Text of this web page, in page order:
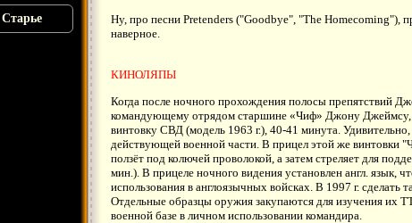
Старье
Ну, про песни Pretenders ("Goodbye", "The Homecoming"),
наверное.
КИНОЛЯПЫ
Когда после ночного прохождения полосы препятствий
командующему отрядом старшине «Чиф» Джону Джеймсу,
винтовку СВД (модель 1963 г.), 40-41 минута. Удивительно,
действующей военной части. В прицел этой же винтовки
ползёт под колючей проволокой, а затем стреляет для
мин.). В прицеле ночного видения установлен англ. язык,
использования в англоязычных войсках. В 1997 г. сделать
Отдельные образцы оружия закупаются для изучения их
военной базе в личном использовании командира.